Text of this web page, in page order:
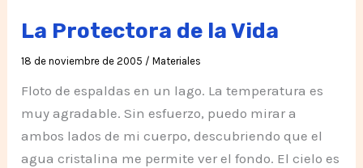
La Protectora de la Vida
18 de noviembre de 2005 /Materiales
Floto de espaldas en un lago. La temperatura es
muy agradable. Sin esfuerzo, puedo mirar a
ambos lados de mi cuerpo, descubriendo que el
agua cristalina me permite ver el fondo. El cielo es